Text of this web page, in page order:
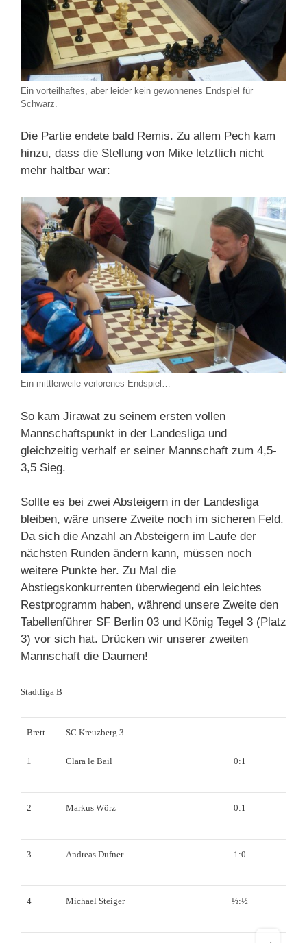
Ein vorteilhaftes, aber leider kein gewonnenes Endspiel für
Schwarz.
Die Partie endete bald Remis. Zu allem Pech kam
hinzu, dass die Stellung von Mike letztlich nicht
mehr haltbar war:
Ein mittlerweile verlorenes Endspiel…
So kam Jirawat zu seinem ersten vollen
Mannschaftspunkt in der Landesliga und
gleichzeitig verhalf er seiner Mannschaft zum 4,5-
3,5 Sieg.
Sollte es bei zwei Absteigern in der Landesliga
bleiben, wäre unsere Zweite noch im sicheren Feld.
Da sich die Anzahl an Absteigern im Laufe der
nächsten Runden ändern kann, müssen noch
weitere Punkte her. Zu Mal die
Abstiegskonkurrenten überwiegend ein leichtes
Restprogramm haben, während unsere Zweite den
Tabellenführer SF Berlin 03 und König Tegel 3 (Platz
3) vor sich hat. Drücken wir unserer zweiten
Mannschaft die Daumen!
Stadtliga B
Brett SC Kreuzberg 3 SG
1 Clara le Bail 0:1
2 Markus Wörz 0:1
3 Andreas Dufner 1:0
4 Michael Steiger ½:½